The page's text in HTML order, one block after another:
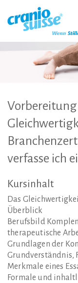
(Accesskey
Hauptnavigation
(Accesskey
Inhalt
(Accesskey
Sprachumschaltung
(Accesskey
Vorbereitung
verfasse ich
Kursinhalt
Das
Überblick
Berufsbild
therapeutische
Grundlagen der
Grundverständnis,
Merkmale eines
Formale und